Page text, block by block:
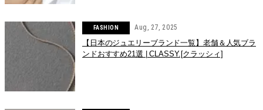
FASHION Aug, 27, 2025
【日本のジュエリーブランド一覧】老舗＆人気ブラ
ンドおすすめ21選 | CLASSY.[クラッシィ]